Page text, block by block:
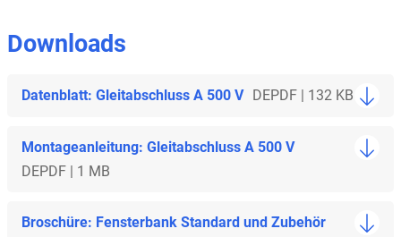
Downloads
Datenblatt: Gleitabschluss A 500 V DEPDF | 132 KB
Montageanleitung: Gleitabschluss A 500 V
DEPDF | 1 MB
Broschüre: Fensterbank Standard und Zubehör